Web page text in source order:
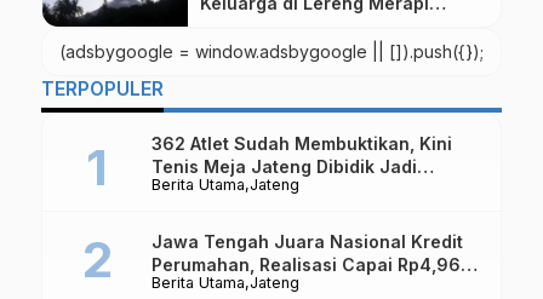
(adsbygoogle = window.adsbygoogle || []).push({});
TERPOPULER
Berita Utama Jateng
362 Atlet Sudah Membuktikan, Kini
Tenis Meja Jateng Dibidik Jadi
Kekuatan Nasional
Berita Utama Jateng
Jawa Tengah Juara Nasional Kredit
Perumahan, Realisasi Capai Rp4,96
Triliun